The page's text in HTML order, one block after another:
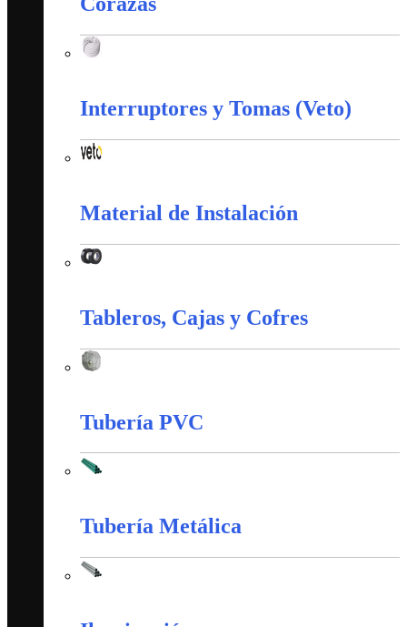
Interruptores y Tomas (Veto)
Material de Instalación
Tableros, Cajas y Cofres
Tubería PVC
Tubería Metálica